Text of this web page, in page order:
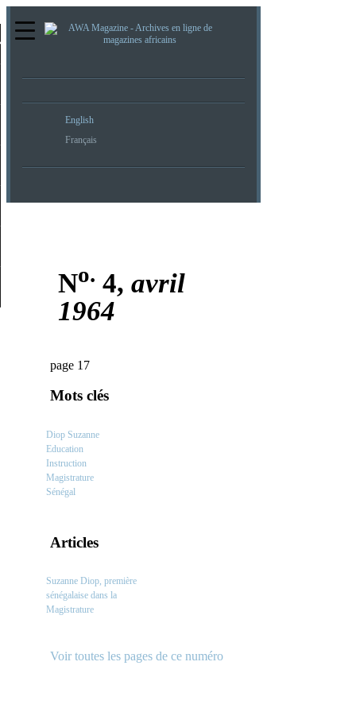
English
Français
No. 4, avril
1964
page 17
Mots clés
Diop Suzanne
Education
Instruction
Magistrature
Sénégal
Articles
Suzanne Diop, première
sénégalaise dans la
Magistrature
Voir toutes les pages de ce numéro